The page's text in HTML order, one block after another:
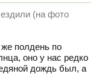
(на фото
полдень по
оно у нас редко
дождь был, а